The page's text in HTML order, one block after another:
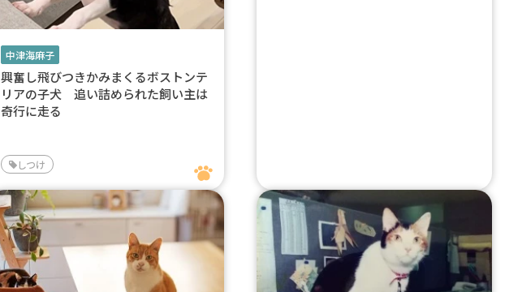
中津海麻子
興奮し飛びつきかみまくるボストンテ
リアの子犬 追い詰められた飼い主は
奇行に走る
しつけ